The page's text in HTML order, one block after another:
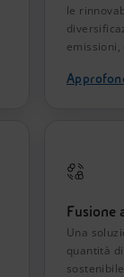
le
Fusione
Una
quantità